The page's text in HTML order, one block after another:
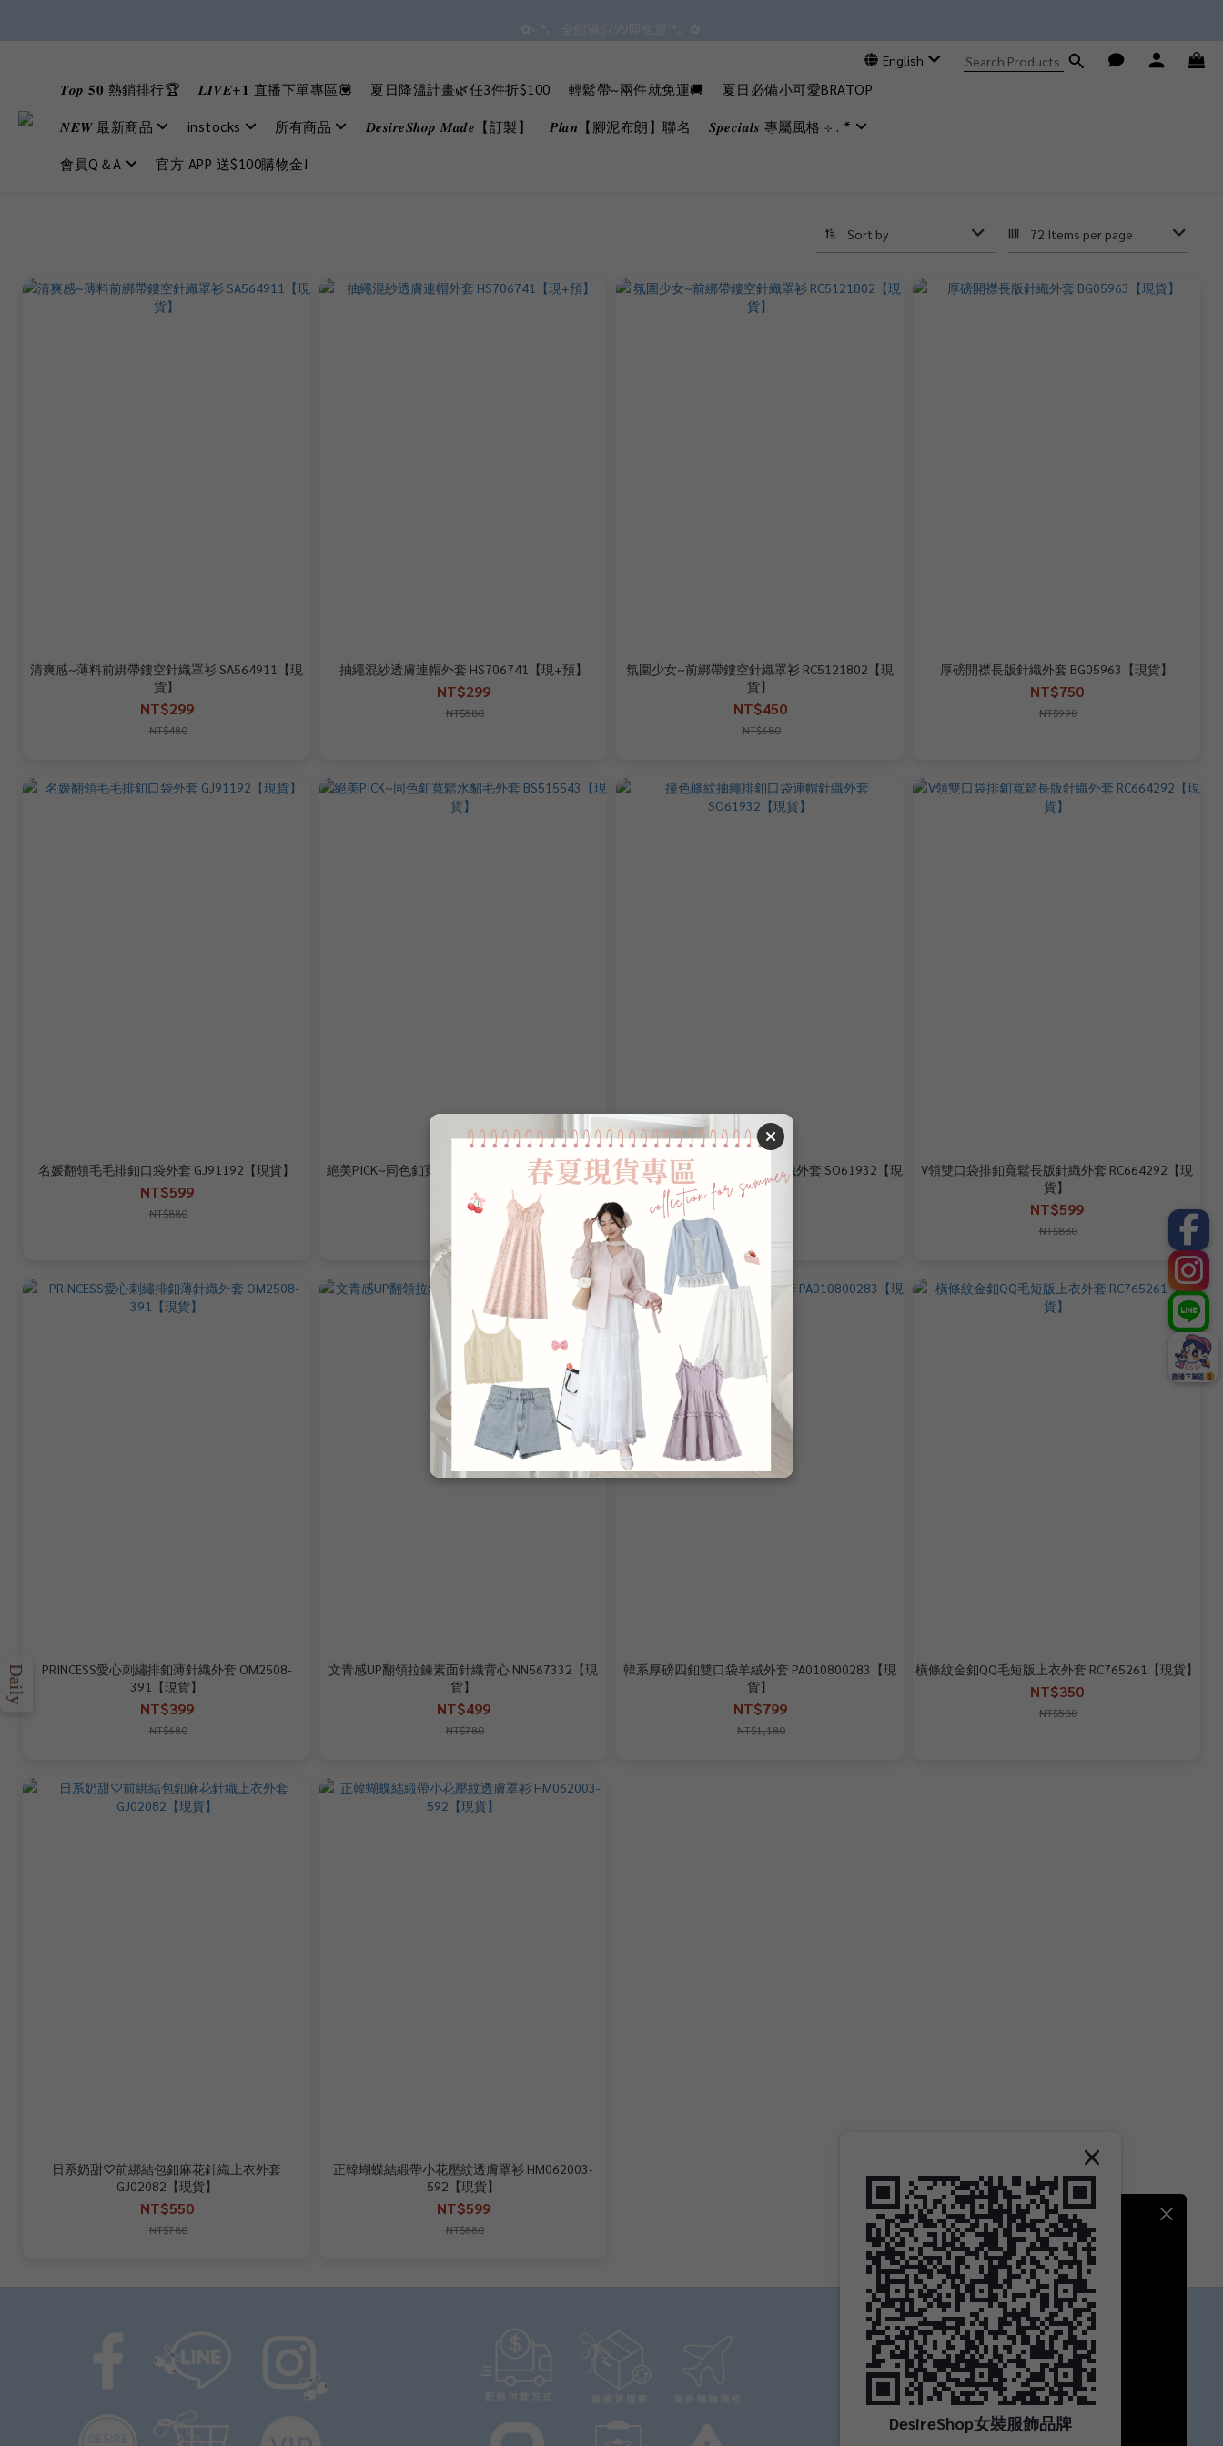
會員點數3%回饋 無上限!!!!
English
𝑻𝒐𝒑 𝟓𝟎 熱銷排行🏆 𝑳𝑰𝑽𝑬+𝟏 直播下單專區💟 夏日降溫計畫🌿任3件折$100 輕鬆帶~兩件就免運🚚 夏日必備小可愛BRATOP
𝑵𝑬𝑾 最新商品 instocks 所有商品 𝑫𝒆𝒔𝒊𝒓𝒆𝑺𝒉𝒐𝒑 𝑴𝒂𝒅𝒆【訂製】 𝑷𝒍𝒂𝒏【腳泥布朗】聯名 𝑺𝒑𝒆𝒄𝒊𝒂𝒍𝒔 專屬風格 ⊹ . *
會員Q＆A 官方 APP 送$100購物金!
Sort by 72 Items per page
清爽感~薄料前綁帶鏤空針織罩衫 SA564911【現
貨】
NT$299
NT$480
抽繩混紗透膚連帽外套 HS706741【現+預】
NT$299
NT$580
氛圍少女~前綁帶鏤空針織罩衫 RC5121802【現
貨】
NT$450
NT$680
厚磅開襟長版針織外套 BG05963【現貨】
NT$750
NT$990
名媛翻領毛毛排釦口袋外套 GJ91192【現貨】
NT$599
NT$880
絕美PICK~同色釦寬鬆水貂毛外套 BS515543【現
NT$699
撞色條紋抽繩排釦口袋連帽針織外套 SO61932【現
貨】
V領雙口袋排釦寬鬆長版針織外套 RC664292【現
貨】
NT$599
NT$880
PRINCESS愛心刺繡排釦薄針織外套 OM2508-
391【現貨】
NT$399
NT$680
文青感UP翻領拉鍊素面針織背心 NN567332【現
貨】
NT$499
NT$780
韓系厚磅四釦雙口袋羊絨外套 PA010800283【現
貨】
NT$799
NT$1,180
橫條紋金釦QQ毛短版上衣外套 RC765261【現貨】
NT$350
NT$580
日系奶甜♡前綁結包釦麻花針織上衣外套
GJ02082【現貨】
NT$550
NT$780
正韓蝴蝶結緞帶小花壓紋透膚罩衫 HM062003-
592【現貨】
NT$599
NT$880
Contact
Phone / XX-XXX-XXX-XXX
Hours / XXXX-XXXX
Mail / XXX@XXXX.COM
Daily
DesireShop女裝服飾品牌